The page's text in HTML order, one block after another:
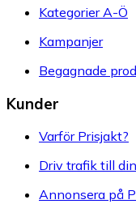
Kategorier A-Ö
Kampanjer
Begagnade
Kunder
Varför Prisjakt?
Driv trafik till
Annonsera på